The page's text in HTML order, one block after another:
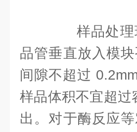
样品处理
品管垂直放入模
间隙不超过
样品体积不宜超
出。对于酶反应